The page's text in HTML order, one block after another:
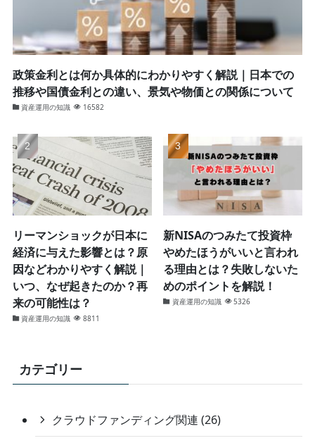
政策金利とは何か具体的にわかりやすく解説｜日本での
推移や国債金利との違い、景気や物価との関係について
資産運用の知識 16582
リーマンショックが日本に
経済に与えた影響とは？原
因などわかりやすく解説｜
いつ、なぜ起きたのか？再
来の可能性は？
資産運用の知識 8811
新NISAのつみたて投資枠
やめたほうがいいと言われ
る理由とは？失敗しないた
めのポイントを解説！
資産運用の知識 5326
カテゴリー
クラウドファンディング関連 (26)